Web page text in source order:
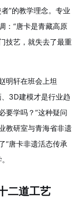
”的教学理念。专业
：“唐卡是青藏高原
技艺，就失去了最重
明轩在班会上坦
3D建模才是行业趋
要学吗？”这种疑问
教研室与青海省非遗
“唐卡非遗活态传承
二道工艺